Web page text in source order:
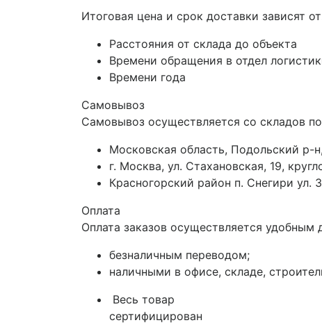
Итоговая цена и срок доставки зависят
Расстояния от склада до объекта
Времени обращения в отдел
Времени года
Самовывоз
Самовывоз осуществляется со складов
Московская область, Подольский р-
г. Москва, ул. Стахановская, 19,
Красногорский район п. Снегири ул.
Оплата
Оплата заказов осуществляется удобным
безналичным переводом;
наличными в офисе, складе,
Весь товар
сертифицирован